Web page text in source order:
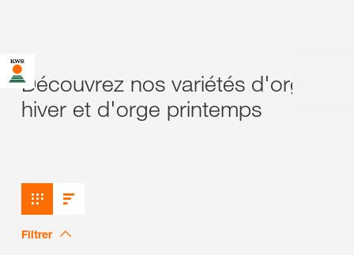
Découvrez nos variétés d'orge
hiver et d'orge printemps
Filtrer